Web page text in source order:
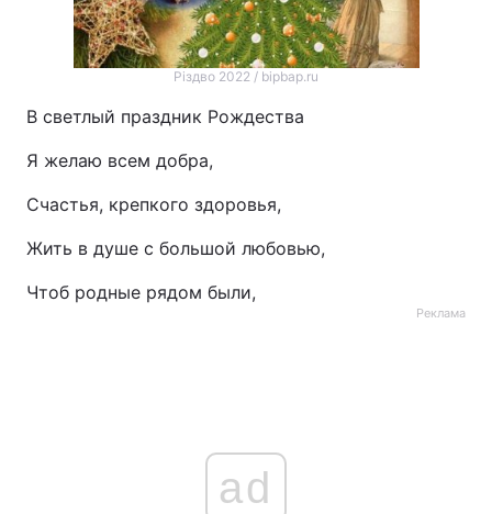
Різдво 2022 / bipbap.ru
В светлый праздник Рождества
Я желаю всем добра,
Счастья, крепкого здоровья,
Жить в душе с большой любовью,
Чтоб родные рядом были,
Реклама
ad